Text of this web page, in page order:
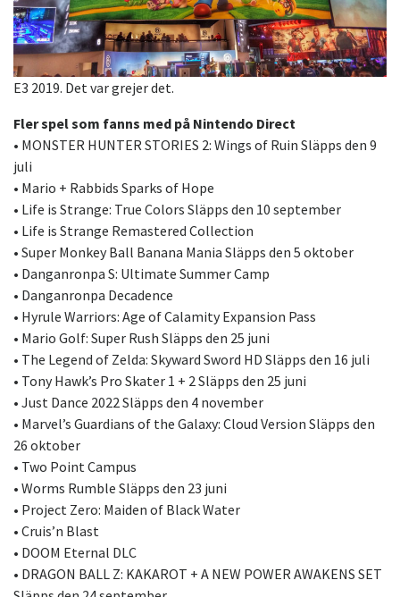
E3 2019. Det var grejer det.
Fler spel som fanns med på Nintendo Direct
• MONSTER HUNTER STORIES 2: Wings of Ruin Släpps den 9
juli
• Mario + Rabbids Sparks of Hope
• Life is Strange: True Colors Släpps den 10 september
• Life is Strange Remastered Collection
• Super Monkey Ball Banana Mania Släpps den 5 oktober
• Danganronpa S: Ultimate Summer Camp
• Danganronpa Decadence
• Hyrule Warriors: Age of Calamity Expansion Pass
• Mario Golf: Super Rush Släpps den 25 juni
• The Legend of Zelda: Skyward Sword HD Släpps den 16 juli
• Tony Hawk’s Pro Skater 1 + 2 Släpps den 25 juni
• Just Dance 2022 Släpps den 4 november
• Marvel’s Guardians of the Galaxy: Cloud Version Släpps den
26 oktober
• Two Point Campus
• Worms Rumble Släpps den 23 juni
• Project Zero: Maiden of Black Water
• Cruis’n Blast
• DOOM Eternal DLC
• DRAGON BALL Z: KAKAROT + A NEW POWER AWAKENS SET